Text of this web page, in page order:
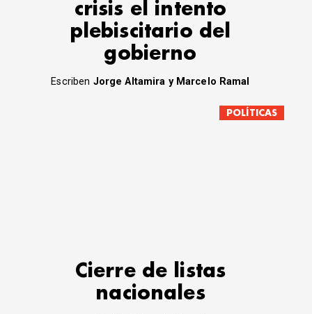
crisis el intento
plebiscitario del
gobierno
Escriben Jorge Altamira y Marcelo Ramal
POLÍTICAS
Cierre de listas
nacionales